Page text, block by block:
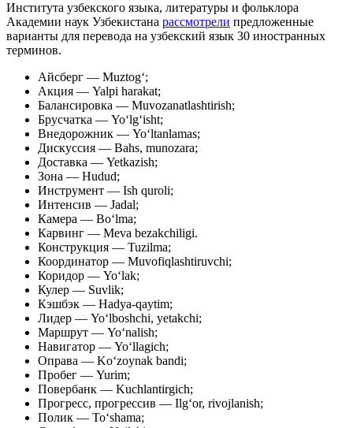
Института узбекского языка, литературы и фольклора
Академии наук Узбекистана рассмотрели предложенные
варианты для перевода на узбекский язык 30 иностранных
терминов.
Айсберг — Muztog‘;
Акция — Yalpi harakat;
Балансировка — Muvozanatlashtirish;
Брусчатка — Yo‘lg‘isht;
Внедорожник — Yo‘ltanlamas;
Дискуссия — Bahs, munozara;
Доставка — Yetkazish;
Зона — Hudud;
Инструмент — Ish quroli;
Интенсив — Jadal;
Камера — Bo‘lma;
Карвинг — Meva bezakchiligi.
Конструкция — Tuzilma;
Координатор — Muvofiqlashtiruvchi;
Коридор — Yo‘lak;
Кулер — Suvlik;
Кэшбэк — Hadya-qaytim;
Лидер — Yo‘lboshchi, yetakchi;
Маршрут — Yo‘nalish;
Навигатор — Yo‘llagich;
Оправа — Ko‘zoynak bandi;
Пробег — Yurim;
Повербанк — Kuchlantirgich;
Прогресс, прогрессив — Ilg‘or, rivojlanish;
Полик — To‘shama;